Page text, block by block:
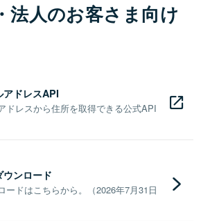
法人のお客さま向け
アドレスAPI
ドレスから住所を取得できる公式API
ンロード
ードはこちらから。（2026年7月31日